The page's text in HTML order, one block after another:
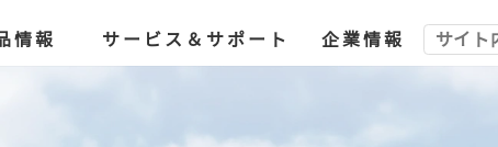
情報 サービス＆サポート 企業情報